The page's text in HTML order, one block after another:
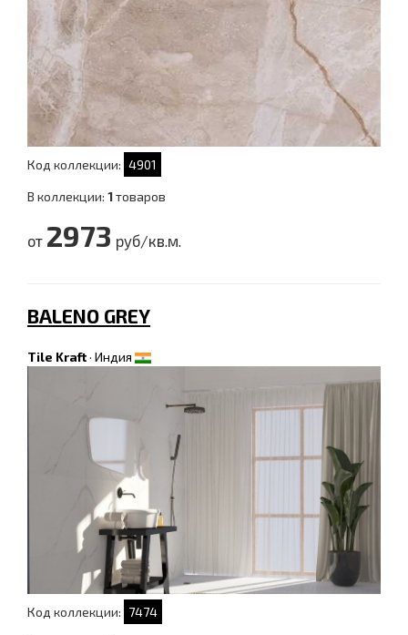
Код коллекции: 4901
В коллекции: 1товаров
от 2973 руб/кв.м.
BALENO GREY
Tile Kraft· Индия
Код коллекции: 7474